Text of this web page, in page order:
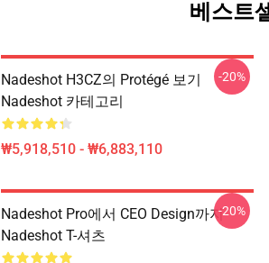
베스트
Nadeshot H3CZ의 Protégé 보기
Nadeshot 카테고리
₩5,918,510 - ₩6,883,110
-20%
Nadeshot Pro에서 CEO Design까지
Nadeshot T-셔츠
-20%